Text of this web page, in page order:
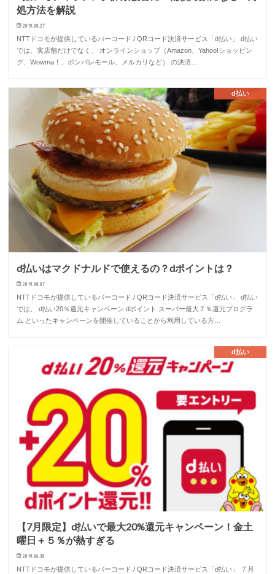
処方法を解説
2019.08.27
NTTドコモが提供しているバーコード / QRコード決済サービス「d払い」 d払い
では、実店舗だけでなく、 オンラインショップ（Amazon、Yahoo!ショッピン
グ、Wowma！、ポンパレモール、メルカリなど） の決済…
d払い
d払いはマクドナルドで使えるの？dポイントは？
2019.08.07
NTTドコモが提供しているバーコード / QRコード決済サービス「d払い」 d払い
では、 d払い20％還元キャンペーン dポイント スーパー最大７％還元プログラ
ム といったキャンペーンを開催していることから利用している方…
d払い
【7月限定】d払いで最大20%還元キャンペーン！金土
曜日＋５％が熱すぎる
2019.06.30
NTTドコモが提供しているバーコード / QRコード決済サービス「d払い」 ７月